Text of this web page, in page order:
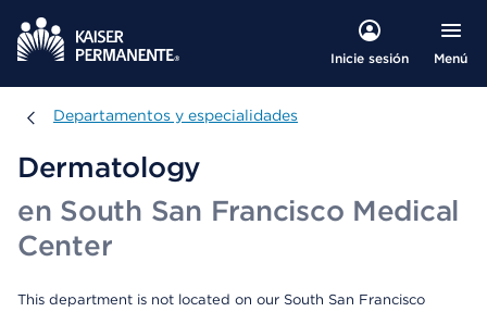
Inicie sesión Menú
Departamentos y especialidades
Departamentos y especialidades
Dermatology
en South San Francisco Medical
Center
This department is not located on our South San Francisco